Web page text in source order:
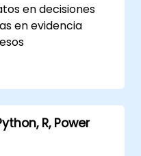
en decisiones
en evidencia
R, Power